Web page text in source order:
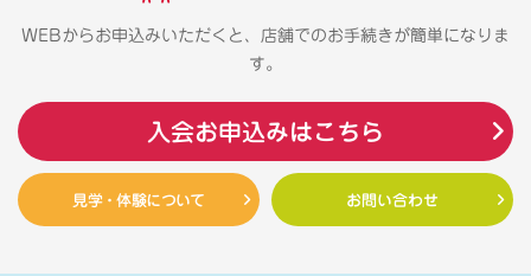
WEBからお申込みいただくと、店舗でのお手続きが簡単になりま
す。
入会お申込みはこちら
見学・体験について お問い合わせ